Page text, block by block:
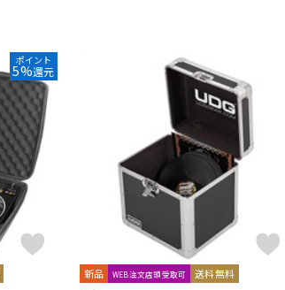
ポイント
5%還元
新品 WEB注文店頭受取可 送料無料